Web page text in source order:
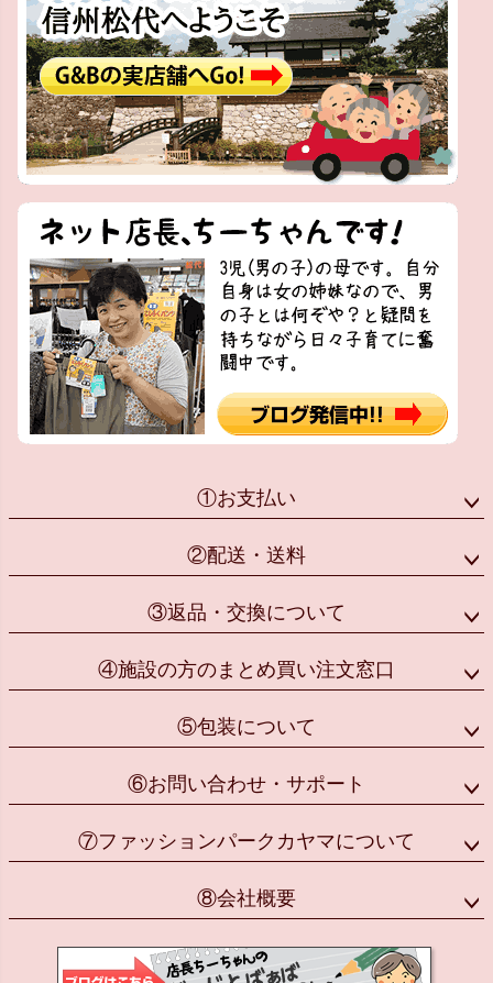
①お支払い
②配送・送料
③返品・交換について
④施設の方のまとめ買い注文窓口
⑤包装について
⑥お問い合わせ・サポート
⑦ファッションパークカヤマについて
⑧会社概要